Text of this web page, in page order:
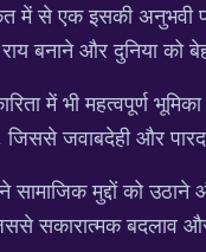
से एक इसकी अनुभवी
बनाने और दुनिया
में भी महत्वपूर्ण
जवाबदेही और
मुद्दों को उठाने
सकारात्मक बदलाव